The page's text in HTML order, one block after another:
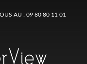
AU : 09 80 80 11 01